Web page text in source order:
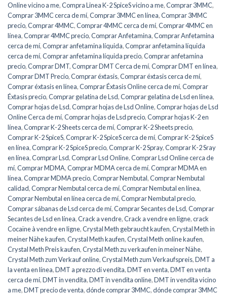
Online vicino a me,Compra Linea K-2 SpiceS vicino a me,Comprar 3MMC,
Comprar 3MMC cerca de mí,Comprar 3MMC en línea,Comprar 3MMC
precio,Comprar 4MMC,Comprar 4MMC cerca de mí,Comprar 4MMC en
línea,Comprar 4MMC precio,Comprar Anfetamina,Comprar Anfetamina
cerca de mí,Comprar anfetamina líquida,Comprar anfetamina líquida
cerca de mí,Comprar anfetamina líquida precio,Comprar anfetamina
precio,Comprar DMT,Comprar DMT Cerca de mí,Comprar DMT en línea,
Comprar DMT Precio,Comprar éxtasis,Comprar éxtasis cerca de mí,
Comprar éxtasis en línea,Comprar Éxtasis Online cerca de mí,Comprar
Éxtasis precio,Comprar gelatina de Lsd,Comprar gelatina de Lsd en línea,
Comprar hojas de Lsd,Comprar hojas de Lsd Online,Comprar hojas de Lsd
Online Cerca de mí,Comprar hojas de Lsd precio,Comprar hojas K-2 en
línea,Comprar K-2 Sheets cerca de mí,Comprar K-2 Sheets precio,
Comprar K-2 SpiceS,Comprar K-2 SpiceS cerca de mí,Comprar K-2 SpiceS
en línea,Comprar K-2 SpiceS precio,Comprar K-2 Spray,Comprar K-2 Sray
en línea,Comprar Lsd,Comprar Lsd Online,Comprar Lsd Online cerca de
mí,Comprar MDMA,Comprar MDMA cerca de mí,Comprar MDMA en
línea,Comprar MDMA precio,Comprar Nembutal,Comprar Nembutal
calidad,Comprar Nembutal cerca de mí,Comprar Nembutal en línea,
Comprar Nembutal en línea cerca de mí,Comprar Nembutal precio,
Comprar sábanas de Lsd cerca de mí,Comprar Secantes de Lsd,Comprar
Secantes de Lsd en línea,Crack a vendre,Crack a vendre en ligne,crack
Cocaïne à vendre en ligne,Crystal Meth gebraucht kaufen,Crystal Meth in
meiner Nähe kaufen,Crystal Meth kaufen,Crystal Meth online kaufen,
Crystal Meth Preis kaufen,Crystal Meth zu verkaufen in meiner Nähe,
Crystal Meth zum Verkauf online,Crystal Meth zum Verkaufspreis,DMT a
la venta en línea,DMT a prezzo di vendita,DMT en venta,DMT en venta
cerca de mí,DMT in vendita,DMT in vendita online,DMT in vendita vicino
a me,DMT precio de venta,dónde comprar 3MMC,dónde comprar 3MMC